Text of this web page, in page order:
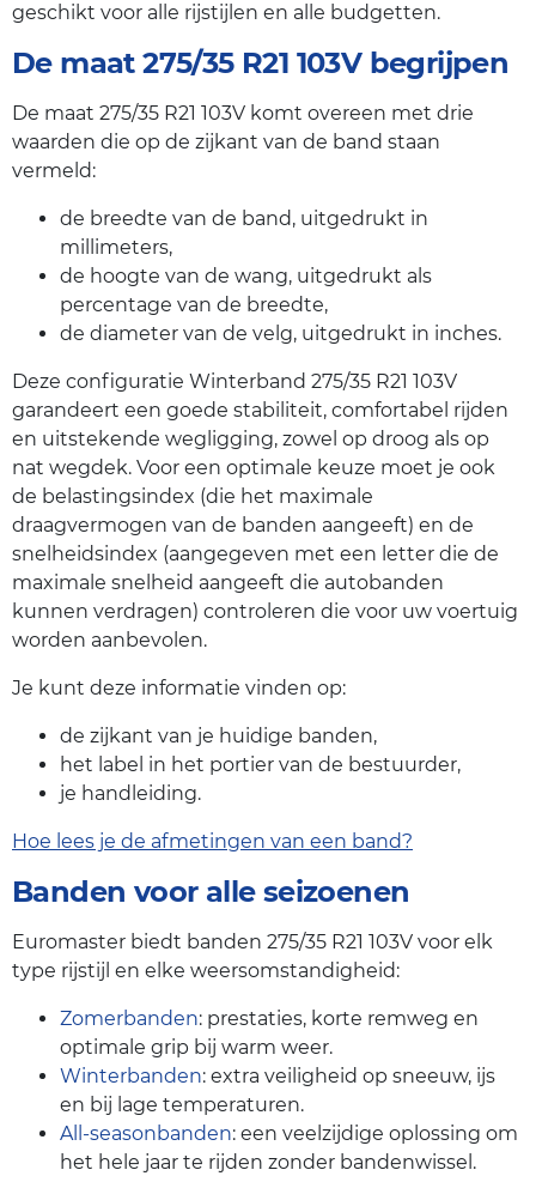
geschikt voor alle rijstijlen en alle budgetten.
De maat 275/35 R21 103V begrijpen
De maat 275/35 R21 103V komt overeen met drie
waarden die op de zijkant van de band staan
vermeld:
de breedte van de band, uitgedrukt in
millimeters,
de hoogte van de wang, uitgedrukt als
percentage van de breedte,
de diameter van de velg, uitgedrukt in inches.
Deze configuratie Winterband 275/35 R21 103V
garandeert een goede stabiliteit, comfortabel rijden
en uitstekende wegligging, zowel op droog als op
nat wegdek. Voor een optimale keuze moet je ook
de belastingsindex (die het maximale
draagvermogen van de banden aangeeft) en de
snelheidsindex (aangegeven met een letter die de
maximale snelheid aangeeft die autobanden
kunnen verdragen) controleren die voor uw voertuig
worden aanbevolen.
Je kunt deze informatie vinden op:
de zijkant van je huidige banden,
het label in het portier van de bestuurder,
je handleiding.
Hoe lees je de afmetingen van een band?
Banden voor alle seizoenen
Euromaster biedt banden 275/35 R21 103V voor elk
type rijstijl en elke weersomstandigheid:
Zomerbanden: prestaties, korte remweg en
optimale grip bij warm weer.
Winterbanden: extra veiligheid op sneeuw, ijs
en bij lage temperaturen.
All-seasonbanden: een veelzijdige oplossing om
het hele jaar te rijden zonder bandenwissel.